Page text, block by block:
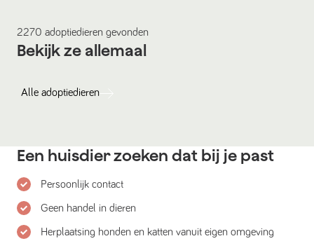
2270 adoptiedieren gevonden
Bekijk ze allemaal
Alle adoptiedieren
Een huisdier zoeken dat bij je past
Persoonlijk contact
Geen handel in dieren
Herplaatsing honden en katten vanuit eigen omgeving